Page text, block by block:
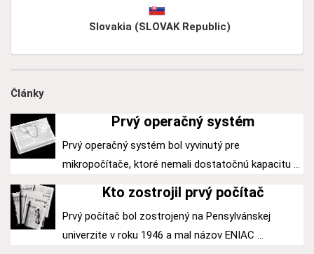
Slovakia (SLOVAK Republic)
Články
Prvý operačný systém
Prvý operačný systém bol vyvinutý pre
mikropočítače, ktoré nemali dostatočnú kapacitu ...
Kto zostrojil prvý počítač
Prvý počítač bol zostrojený na Pensylvánskej
univerzite v roku 1946 a mal názov ENIAC ...